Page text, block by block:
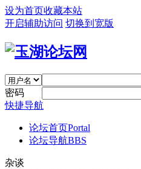
设为首页收藏本站
开启辅助访问 切换到宽版
密码
快捷导航
论坛首页Portal
论坛导航BBS
杂谈